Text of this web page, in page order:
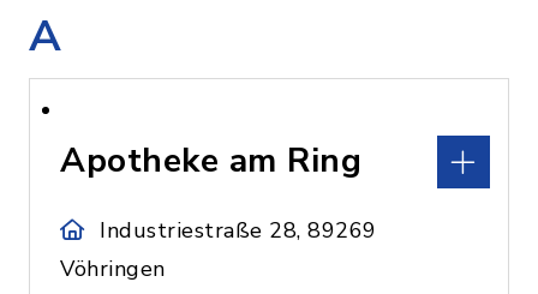
A
Apotheke am Ring
Industriestraße 28, 89269
Vöhringen